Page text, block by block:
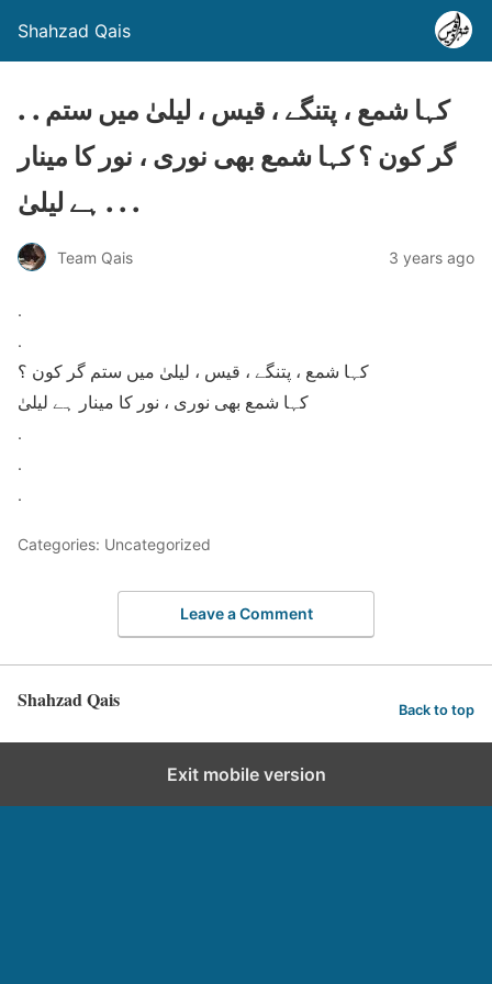
Shahzad Qais
. . کہا شمع ، پتنگے ، قیس ، لیلیٰ میں ستم
گر کون ؟ کہا شمع بھی نوری ، نور کا مینار
ہے لیلیٰ . . .
Team Qais 3 years ago
.
.
کہا شمع ، پتنگے ، قیس ، لیلیٰ میں ستم گر کون ؟
کہا شمع بھی نوری ، نور کا مینار ہے لیلیٰ
.
.
.
Categories: Uncategorized
Leave a Comment
Shahzad Qais Back to top
Exit mobile version